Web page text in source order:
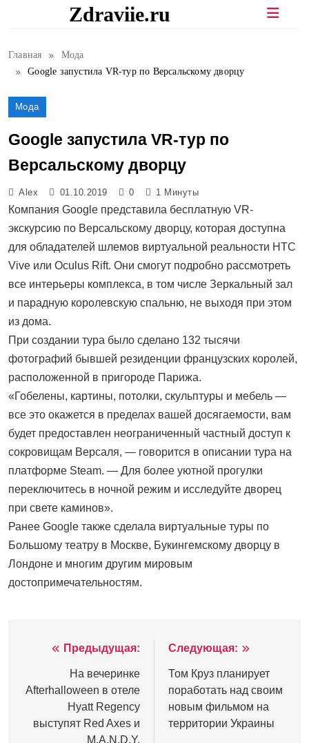
Zdraviie.ru
Главная
Мода
Google запустила VR-тур по Версальскому дворцу
Мода
Google запустила VR-тур по
Версальскому дворцу
Alex 01.10.2019 0 1 Минуты
Компания Google представила бесплатную VR-
экскурсию по Версальскому дворцу, которая доступна
для обладателей шлемов виртуальной реальности HTC
Vive или Oculus Rift. Они смогут подробно рассмотреть
все интерьеры комплекса, в том числе Зеркальный зал
и парадную королевскую спальню, не выходя при этом
из дома.
При создании тура было сделано 132 тысячи
фотографий бывшей резиденции французских королей,
расположенной в пригороде Парижа.
«Гобелены, картины, потолки, скульптуры и мебель —
все это окажется в пределах вашей досягаемости, вам
будет предоставлен неограниченный частный доступ к
сокровищам Версаля, — говорится в описании тура на
платформе Steam. — Для более уютной прогулки
переключитесь в ночной режим и исследуйте дворец
при свете каминов».
Ранее Google также сделала виртуальные туры по
Большому театру в Москве, Букингемскому дворцу в
Лондоне и многим другим мировым
достопримечательностям.
Навигация
записям
Предыдущая:
На вечеринке
Afterhalloween в отеле
Hyatt Regency
выступят Red Axes и
M.A.N.D.Y.
Следующая:
Том Круз планирует
поработать над своим
новым фильмом на
территории Украины